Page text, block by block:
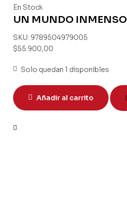
En Stock
UN MUNDO INMENSO
SKU: 9789504979005
$55.900,00
Solo quedan 1 disponibles
Añadir al carrito